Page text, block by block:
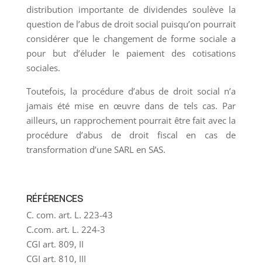
distribution importante de dividendes soulève la
question de l’abus de droit social puisqu’on pourrait
considérer que le changement de forme sociale a
pour but d’éluder le paiement des cotisations
sociales.
Toutefois, la procédure d’abus de droit social n’a
jamais été mise en œuvre dans de tels cas. Par
ailleurs, un rapprochement pourrait être fait avec la
procédure d’abus de droit fiscal en cas de
transformation d’une SARL en SAS.
RÉFÉRENCES
C. com. art. L. 223-43
C.com. art. L. 224-3
CGI art. 809, II
CGI art. 810, III